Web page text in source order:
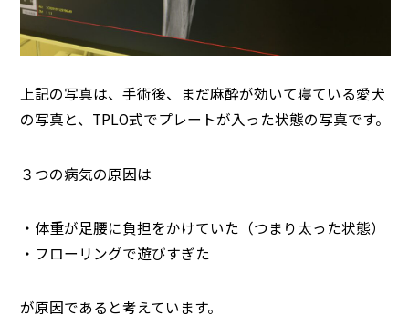
上記の写真は、手術後、まだ麻酔が効いて寝ている愛犬
の写真と、TPLO式でプレートが入った状態の写真です。
３つの病気の原因は
・体重が足腰に負担をかけていた（つまり太った状態）
・フローリングで遊びすぎた
が原因であると考えています。